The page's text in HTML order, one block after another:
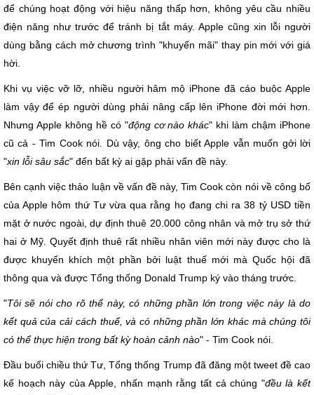
để chúng hoạt động với hiệu năng thấp hơn, không yêu cầu nhiều
điện năng như trước để tránh bị tắt máy. Apple cũng xin lỗi người
dùng bằng cách mở chương trình "khuyến mãi" thay pin mới với giá
hời.
Khi vụ việc vỡ lỡ, nhiều người hâm mộ iPhone đã cáo buộc Apple
làm vậy để ép người dùng phải nâng cấp lên iPhone đời mới hơn.
Nhưng Apple không hề có "động cơ nào khác" khi làm chậm iPhone
cũ cả - Tim Cook nói. Dù vậy, ông cho biết Apple vẫn muốn gởi lời
"xin lỗi sâu sắc" đến bất kỳ ai gặp phải vấn đề này.
Bên cạnh việc thảo luận về vấn đề này, Tim Cook còn nói về công bố
của Apple hôm thứ Tư vừa qua rằng họ đang chi ra 38 tỷ USD tiền
mặt ở nước ngoài, dự định thuê 20.000 công nhân và mở trụ sở thứ
hai ở Mỹ. Quyết định thuê rất nhiều nhân viên mới này được cho là
được khuyến khích một phần bởi luật thuế mới mà Quốc hội đã
thông qua và được Tổng thống Donald Trump ký vào tháng trước.
"Tôi sẽ nói cho rõ thế này, có những phần lớn trong việc này là do
kết quả của cải cách thuế, và có những phần lớn khác mà chúng tôi
có thể thực hiện trong bất kỳ hoàn cảnh nào" - Tim Cook nói.
Đầu buổi chiều thứ Tư, Tổng thống Trump đã đăng một tweet đề cao
kế hoạch này của Apple, nhấn mạnh rằng tất cả chúng "đều là kết